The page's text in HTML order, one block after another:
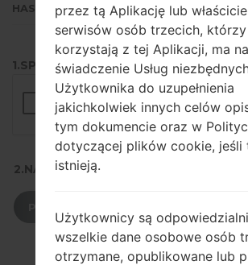
HASH
1.SPRAWDŹ RECAPTCHA
2.NACIŚNIJ, ABY POBRAĆ
przez tą Aplikację lub
serwisów osób trzecich, którzy
korzystają z tej Aplikacji, ma
świadczenie Usług
Użytkownika do uzupełnienia
jakichkolwiek innych celów
tym dokumencie oraz w
dotyczącej plików cookie, jeśli
istnieją.
Użytkownicy są
wszelkie dane osobowe osób
otrzymane, opublikowane lub